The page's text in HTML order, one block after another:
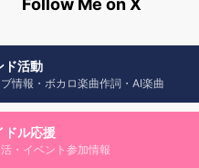
Follow Me on X
ド活動
情報・ボカロ楽曲作詞・AI楽曲
ドル応援
・イベント参加情報